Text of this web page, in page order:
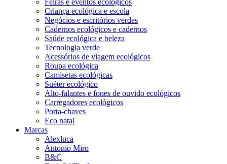
Criança ecológica e escola
Negócios e escritórios verdes
Cadernos ecológicos e cadernos
Saúde ecológica e beleza
Tecnologia verde
Acessórios de viagem ecológicos
Roupa ecológica
Camisetas ecológicas
Suéter ecológico
Alto-falantes e fones de ouvido ecológicos
Carregadores ecológicos
Porta-chaves
Eco natal
Marcas
Alexluca
Antonio Miro
B&C